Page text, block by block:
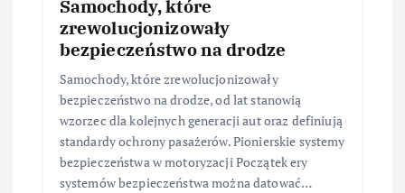
Samochody, które
zrewolucjonizowały
bezpieczeństwo na drodze
Samochody, które zrewolucjonizowały
bezpieczeństwo na drodze, od lat stanowią
wzorzec dla kolejnych generacji aut oraz definiują
standardy ochrony pasażerów. Pionierskie systemy
bezpieczeństwa w motoryzacji Początek ery
systemów bezpieczeństwa można datować…